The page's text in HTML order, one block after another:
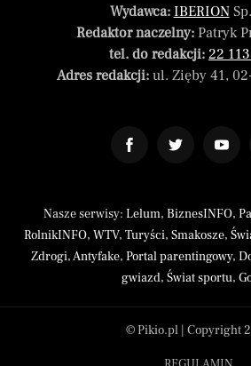
Wydawca: IBERION
Redaktor naczelny:Patryk
tel. do redakcji: 22
Adres redakcji:ul. Zięby 41,
Nasze serwisy: Lelum, BiznesINFO,
RolnikINFO, WTV, Turyści, Smakosze,
Zdrogi,Antyfake, Portal parentingowy,
gwiazd, Świat sportu,
© Pikio.pl | Copyright